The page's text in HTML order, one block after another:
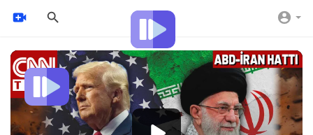
Video
Player